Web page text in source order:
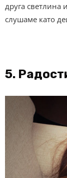
друга светлина
слушаме като
5.